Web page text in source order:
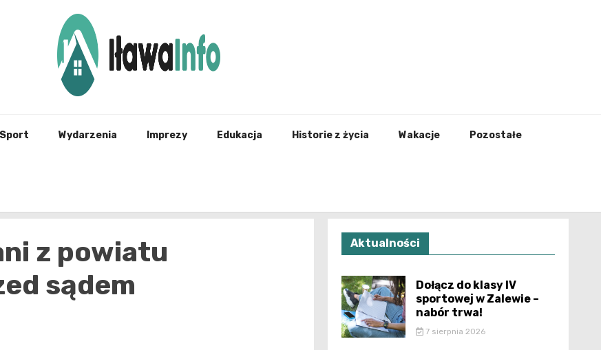
ilawainfo.pl
Sport Wydarzenia Imprezy Edukacja Historie z życia Wakacje Pozostałe
z powiatu
sądem
Aktualności
Dołącz do klasy IV
sportowej w Zalewie –
nabór trwa!
7 sierpnia 2026